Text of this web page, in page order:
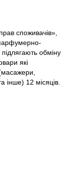
споживачів»,
обміну
які
(масажери,
інше) 12 місяців.